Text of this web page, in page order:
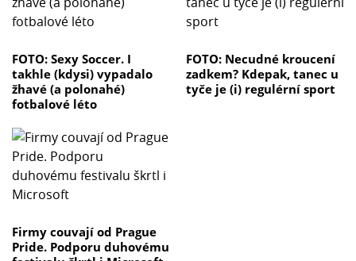
FOTO: Sexy Soccer. I
takhle (kdysi) vypadalo
žhavé (a polonahé)
fotbalové léto
FOTO: Necudné kroucení
zadkem? Kdepak, tanec u
tyče je (i) regulérní sport
Firmy couvají od Prague
Pride. Podporu duhovému